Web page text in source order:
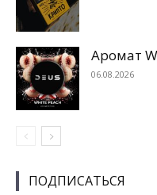
Аромат
06.08.2026
ПОДПИСАТЬСЯ